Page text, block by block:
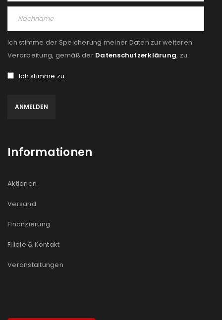
REGISTRIEREN
Ich stimme der Speicherung meiner Daten zur weiteren
Verarbeitung, gemäß der Datenschutzerklärung, zu:
Ich stimme zu
Informationen
Aktionen
Versand
Finanzierung
Filiale & Kontakt
Veranstaltungen